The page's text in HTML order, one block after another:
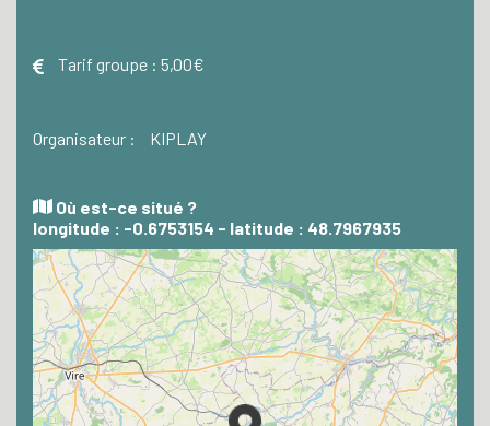
Tarif groupe : 5,00€
Organisateur : KIPLAY
Où est-ce situé ?
longitude : -0.6753154 - latitude : 48.7967935